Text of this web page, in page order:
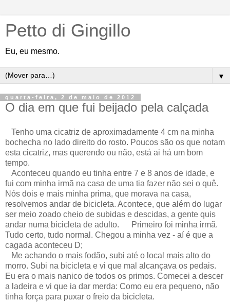
Petto di Gingillo
Eu, eu mesmo.
▼
quarta-feira, 2 de maio de 2012
O dia em que fui beijado pela calçada
Tenho uma cicatriz de aproximadamente 4 cm na minha
bochecha no lado direito do rosto. Poucos são os que notam
esta cicatriz, mas querendo ou não, está ai há um bom
tempo.
Aconteceu quando eu tinha entre 7 e 8 anos de idade, e
fui com minha irmã na casa de uma tia fazer não sei o quê.
Nós dois e mais minha prima, que morava na casa,
resolvemos andar de bicicleta. Acontece, que além do lugar
ser meio zoado cheio de subidas e descidas, a gente quis
andar numa bicicleta de adulto. Primeiro foi minha irmã.
Tudo certo, tudo normal. Chegou a minha vez - aí é que a
cagada aconteceu D;
Me achando o mais fodão, subi até o local mais alto do
morro. Subi na bicicleta e vi que mal alcançava os pedais.
Eu era o mais nanico de todos os primos. Comecei a descer
a ladeira e vi que ia dar merda: Como eu era pequeno, não
tinha força para puxar o freio da bicicleta.